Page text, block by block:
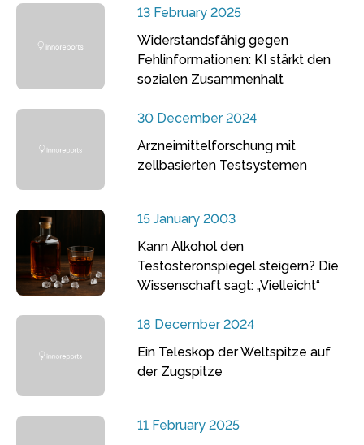
13 February 2025
Widerstandsfähig gegen
Fehlinformationen: KI stärkt den
sozialen Zusammenhalt
30 December 2024
Arzneimittelforschung mit
zellbasierten Testsystemen
15 January 2003
Kann Alkohol den
Testosteronspiegel steigern? Die
Wissenschaft sagt: „Vielleicht“
18 December 2024
Ein Teleskop der Weltspitze auf
der Zugspitze
11 February 2025